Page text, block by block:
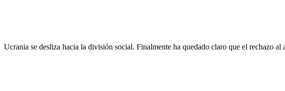
Ucrania se desliza hacia la división social. Finalmente ha quedado claro que el rechazo